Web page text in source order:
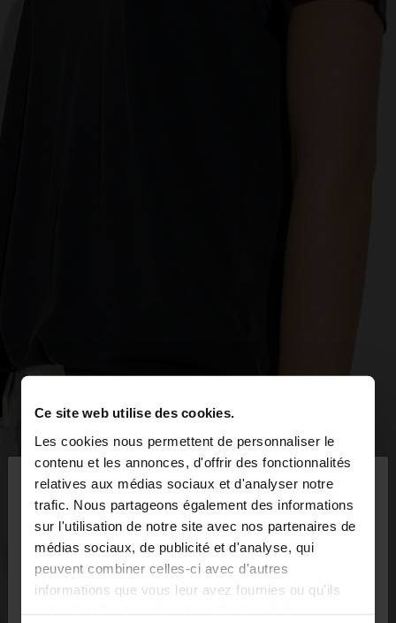
Ce site web utilise des cookies.
Les cookies nous permettent de personnaliser le
contenu et les annonces, d'offrir des fonctionnalités
relatives aux médias sociaux et d'analyser notre
trafic. Nous partageons également des informations
sur l'utilisation de notre site avec nos partenaires de
médias sociaux, de publicité et d'analyse, qui
peuvent combiner celles-ci avec d'autres
informations que vous leur avez fournies ou qu'ils
bonjour ×
Vous accédez au site depuis Luxembourg. Voulez-
vous parcourir notre site au United States?